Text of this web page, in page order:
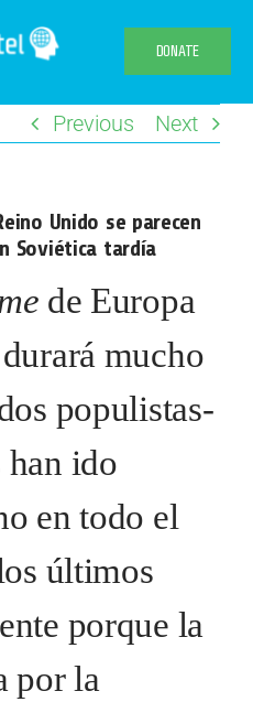
DONATE
Previous Next
Unido se parecen
Soviética tardía
de Europa
mucho
populistas-
han ido
en todo el
últimos
porque la
por la